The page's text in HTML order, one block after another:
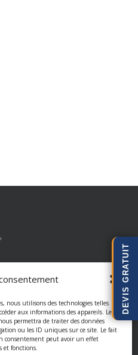
nous utilisons des technologies telles
aux informations des appareils. Le
permettra de traiter des données
ou les ID uniques sur ce site. Le fait
consentement peut avoir un effet
et fonctions.
Châssis est votre
d'intérieur et
DEVIS GRATUIT